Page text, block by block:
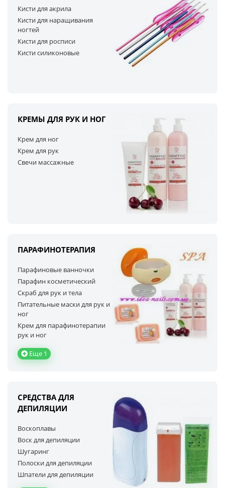
Кисти для акрила
Кисти для наращивания
ногтей
Кисти для росписи
Кисти силиконовые
КРЕМЫ ДЛЯ РУК И НОГ
Крем для ног
Крем для рук
Свечи массажные
ПАРАФИНОТЕРАПИЯ
Парафиновые ванночки
Парафин косметический
Скраб для рук и тела
Питательные маски для рук и
ног
Крем для парафинотерапии
рук и ног
Еще 1
СРЕДСТВА ДЛЯ
ДЕПИЛЯЦИИ
Воскоплавы
Воск для депиляции
Шугаринг
Полоски для депиляции
Шпатели для депиляции